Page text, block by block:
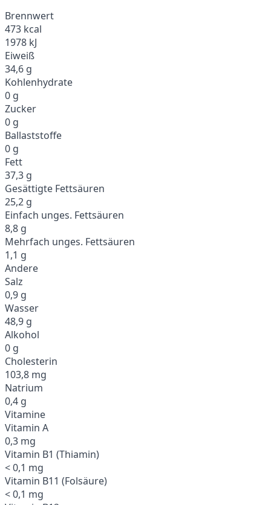
Brennwert
473 kcal
1978 kJ
Eiweiß
34,6 g
Kohlenhydrate
0 g
Zucker
0 g
Ballaststoffe
0 g
Fett
37,3 g
Gesättigte Fettsäuren
25,2 g
Einfach unges. Fettsäuren
8,8 g
Mehrfach unges. Fettsäuren
1,1 g
Andere
Salz
0,9 g
Wasser
48,9 g
Alkohol
0 g
Cholesterin
103,8 mg
Natrium
0,4 g
Vitamine
Vitamin A
0,3 mg
Vitamin B1 (Thiamin)
< 0,1 mg
Vitamin B11 (Folsäure)
< 0,1 mg